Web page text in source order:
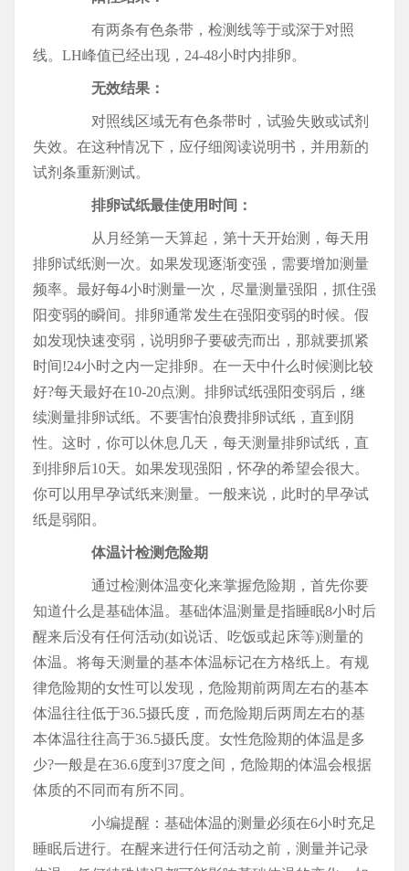
有两条有色条带，检测线等于或深于对照
线。LH峰值已经出现，24-48小时内排卵。
无效结果：
对照线区域无有色条带时，试验失败或试剂
失效。在这种情况下，应仔细阅读说明书，并用新的
试剂条重新测试。
排卵试纸最佳使用时间：
从月经第一天算起，第十天开始测，每天用
排卵试纸测一次。如果发现逐渐变强，需要增加测量
频率。最好每4小时测量一次，尽量测量强阳，抓住强
阳变弱的瞬间。排卵通常发生在强阳变弱的时候。假
如发现快速变弱，说明卵子要破壳而出，那就要抓紧
时间!24小时之内一定排卵。在一天中什么时候测比较
好?每天最好在10-20点测。排卵试纸强阳变弱后，继
续测量排卵试纸。不要害怕浪费排卵试纸，直到阴
性。这时，你可以休息几天，每天测量排卵试纸，直
到排卵后10天。如果发现强阳，怀孕的希望会很大。
你可以用早孕试纸来测量。一般来说，此时的早孕试
纸是弱阳。
体温计检测危险期
通过检测体温变化来掌握危险期，首先你要
知道什么是基础体温。基础体温测量是指睡眠8小时后
醒来后没有任何活动(如说话、吃饭或起床等)测量的
体温。将每天测量的基本体温标记在方格纸上。有规
律危险期的女性可以发现，危险期前两周左右的基本
体温往往低于36.5摄氏度，而危险期后两周左右的基
本体温往往高于36.5摄氏度。女性危险期的体温是多
少?一般是在36.6度到37度之间，危险期的体温会根据
体质的不同而有所不同。
小编提醒：基础体温的测量必须在6小时充足
睡眠后进行。在醒来进行任何活动之前，测量并记录